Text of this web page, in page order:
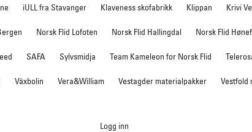
iULL fra Stavanger Klaveness skofabrikk Klippan Krivi
Norsk Flid Lofoten Norsk Flid Hallingdal Norsk Flid
SAFA Sylvsmidja Team Kameleon for Norsk Flid
Växbolin Vera&William Vestagder materialpakker Vestfold
Logg inn